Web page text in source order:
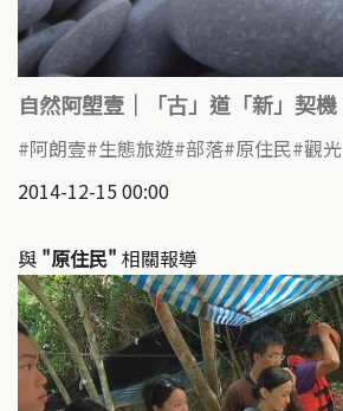
自然阿塱壹｜「古」道「新」契機
阿朗壹 生態旅遊 部落 原住民 觀光
2014-12-15 00:00
與 "原住民" 相關報導